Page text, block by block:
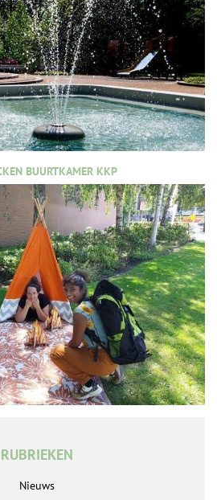
BUURTKAMER KKP
RUBRIEKEN
Nieuws